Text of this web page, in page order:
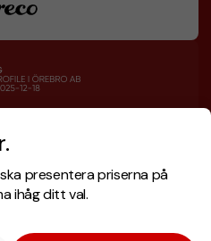
presentera priserna på
ihåg ditt val.
Snabb leverans